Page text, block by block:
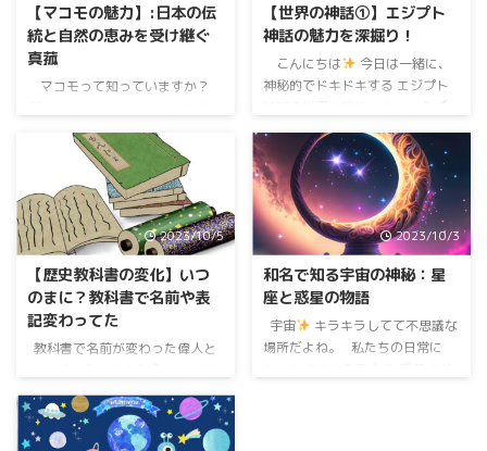
【マコモの魅力】:日本の伝
統と自然の恵みを受け継ぐ
真菰
マコモって知っていますか？
れてきた、 水辺に咲く美しい植
水田や池のそばで見かける
ことが多いこのマコモは、 昔か
ら日本の風景に溶け込んでいて、
私たちの生活に寄り添ってくれて
るの
昔の人たちも、この自然
の恵みを 日常に取り入れていた
んだって
マコモ（真菰）の魅
力を一緒に探っていきましょう！
&n ...
【世界の神話①】エジプト
神話の魅力を深掘り！
こんにちは
今日は一緒に、
神秘的でドキドキする エジプト
古代の物語が、私たちに魅力的な
謎と 冒険の扉を開いてくれるこ
と間違いなしですよ
さあ、
ワクワクする探求の時間を 一緒
に楽しんでいきましょう
エ
ジプト神話って何？
エジプ
ト神話って、古代エジプト ...
2023/10/5
【歴史教科書の変化】いつ
のまに？教科書で名前や表
記変わってた
教科書で名前が変わった偉人と
お話しするのって、 すごくワク
ワクするよね
。 私たちがどう
歴史を見てきたかって、 時代と
2023/10/3
和名で知る宇宙の神秘：星
座と惑星の物語
宇宙
キラキラしてて不思議な
場所だよね。 私たちの日常に